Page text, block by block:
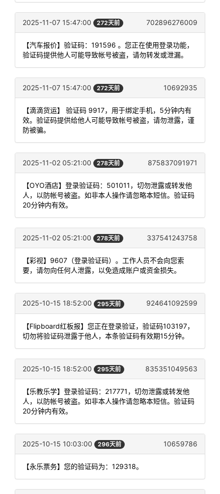
2025-11-07 15:47:00 272天前 702896276009
【汽车报价】验证码：191596 。您正在使用登录功能，
验证码提供他人可能导致帐号被盗，请勿转发或泄漏。
2025-11-07 15:47:00 272天前 10692935
【滴滴货运】 验证码 9917，用于绑定手机，5分钟内有
效。验证码提供给他人可能导致帐号被盗，请勿泄露，谨
防被骗。
2025-11-02 05:21:00 278天前 875837091971
【OYO酒店】登录验证码：501011，切勿泄露或转发他
人，以防帐号被盗。如非本人操作请忽略本短信。验证码
20分钟内有效。
2025-11-02 05:21:00 278天前 337541243758
【彩视】9607（登录验证码）。工作人员不会向您索
要，请勿向任何人泄露，以免造成账户或资金损失。
2025-10-15 18:52:00 295天前 924641092599
【Flipboard红板报】您正在登录验证，验证码103197，
切勿将验证码泄露于他人，本条验证码有效期15分钟。
2025-10-15 18:52:00 295天前 835351049563
【乐教乐学】登录验证码：217771，切勿泄露或转发他
人，以防帐号被盗。如非本人操作请忽略本短信。验证码
20分钟内有效。
2025-10-15 10:03:00 296天前 10659786
【永乐票务】您的验证码为：129318。